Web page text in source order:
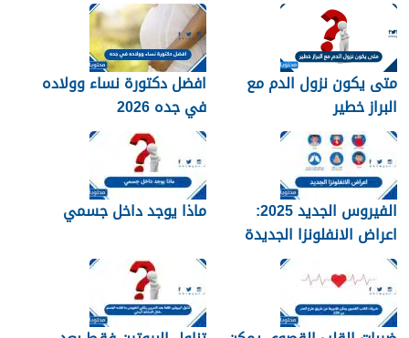
متى يكون نزول الدم مع
البراز خطير
افضل دكتورة نساء وولاده
في جده 2026
الفيروس الجديد 2025:
اعراض الانفلونزا الجديدة
وطرق العلاج
ماذا يوجد داخل جسمي